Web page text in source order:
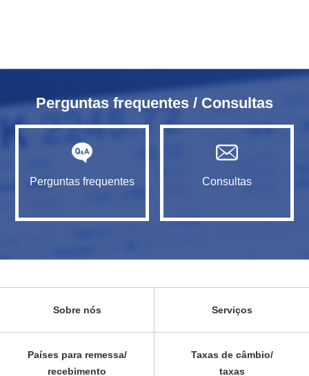
Perguntas frequentes / Consultas
Perguntas frequentes Consultas
Sobre nós Serviços
Países para remessa/
recebimento
Taxas de câmbio/
taxas